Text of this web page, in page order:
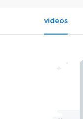
videos